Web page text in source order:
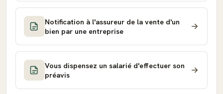
Notification à l'assureur de la vente d'un
bien par une entreprise
Vous dispensez un salarié d'effectuer son
préavis